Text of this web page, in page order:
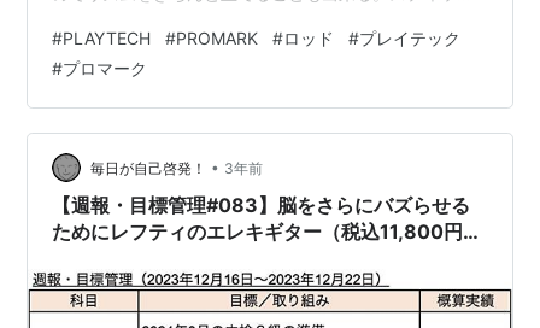
に活躍する。また、ハコの事情であまり大きな音が出せ
ないなんて場合にも重宝する。材質が竹ひごなので、使
い方によってはすぐに使い物にならなくなってしまう
が、それでもスティックと違って力一杯振り下ろした
り、シンバルのエッジに当てたり、リムショットかまし
たりといった使い方をしない限りは、そう頻繁に折れた
り壊…
#PLAYTECH #PROMARK #ロッド #プレイテック
#プロマーク
毎日が自己啓発！ • 3年前
【週報・目標管理#083】脳をさらにバズらせる
ためにレフティのエレキギター（税込11,800円）